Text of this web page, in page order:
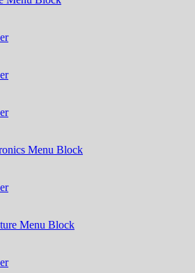
Menu Block
Menu Block